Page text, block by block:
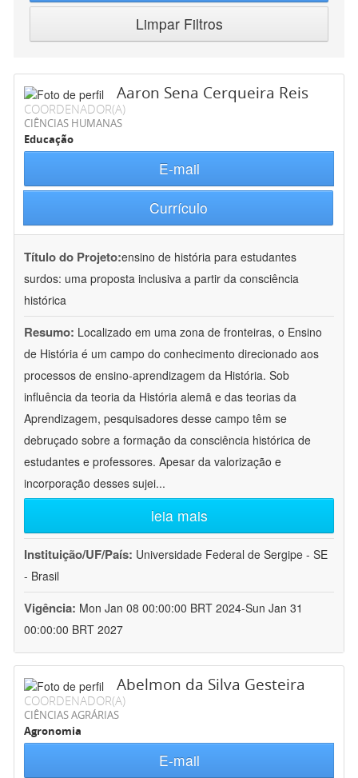
Limpar Filtros
Aaron Sena Cerqueira Reis
COORDENADOR(A)
CIÊNCIAS HUMANAS
Educação
E-mail
Currículo
Título do Projeto:ensino de história para estudantes
surdos: uma proposta inclusiva a partir da consciência
histórica
Resumo: Localizado em uma zona de fronteiras, o Ensino
de História é um campo do conhecimento direcionado aos
processos de ensino-aprendizagem da História. Sob
influência da teoria da História alemã e das teorias da
Aprendizagem, pesquisadores desse campo têm se
debruçado sobre a formação da consciência histórica de
estudantes e professores. Apesar da valorização e
incorporação desses sujei...
leia mais
Instituição/UF/País: Universidade Federal de Sergipe - SE
- Brasil
Vigência: Mon Jan 08 00:00:00 BRT 2024-Sun Jan 31
00:00:00 BRT 2027
Abelmon da Silva Gesteira
COORDENADOR(A)
CIÊNCIAS AGRÁRIAS
Agronomia
E-mail